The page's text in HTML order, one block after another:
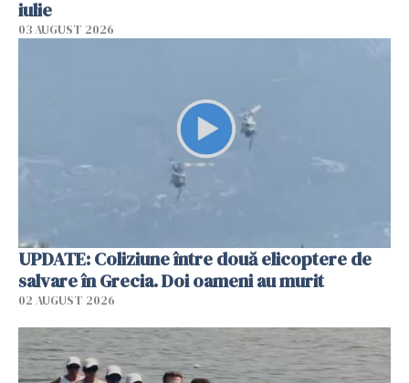
iulie
03 AUGUST 2026
UPDATE: Coliziune între două elicoptere de
salvare în Grecia. Doi oameni au murit
02 AUGUST 2026